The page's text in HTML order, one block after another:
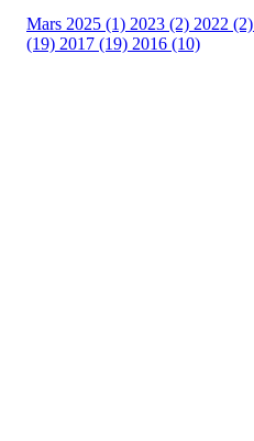
Mars 2025 (1) 2023 (2) 2022 (2)
(19) 2017 (19) 2016 (10)